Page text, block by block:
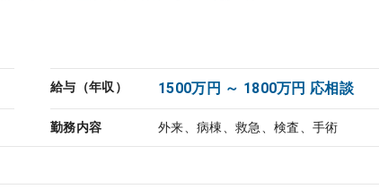
給与（年収） 1500万円 ～ 1800万円 応相談
勤務内容 外来、病棟、救急、検査、手術